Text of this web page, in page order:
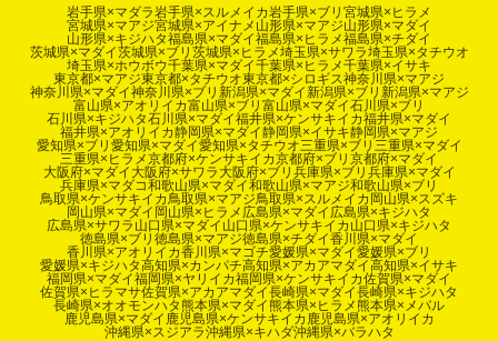
岩手県×マダラ岩手県×スルメイカ岩手県×ブリ 宮城県×ヒラメ
宮城県×マアジ宮城県×アイナメ 山形県×マアジ山形県×マダイ
山形県×キジハタ福島県×マダイ福島県×ヒラメ福島県×チダイ
茨城県×マダイ茨城県×ブリ 茨城県×ヒラメ埼玉県×サワラ埼玉県×タチウオ
埼玉県×ホウボウ千葉県×マダイ千葉県×ヒラメ千葉県×イサキ
東京都×マアジ東京都×タチウオ東京都×シロギス神奈川県×マアジ
神奈川県×マダイ神奈川県×ブリ 新潟県×マダイ 新潟県×ブリ 新潟県×マアジ
富山県×アオリイカ富山県×ブリ 富山県×マダイ石川県×ブリ
石川県×キジハタ石川県×マダイ福井県×ケンサキイカ福井県×マダイ
福井県×アオリイカ静岡県×マダイ静岡県×イサキ静岡県×マアジ
愛知県×ブリ 愛知県×マダイ愛知県×タチウオ三重県×ブリ 三重県×マダイ
三重県×ヒラメ京都府×ケンサキイカ京都府×ブリ 京都府×マダイ
大阪府×マダイ 大阪府×サワラ 大阪府×ブリ 兵庫県×ブリ 兵庫県×マダイ
兵庫県×マダコ和歌山県×マダイ和歌山県×マアジ和歌山県×ブリ
鳥取県×ケンサキイカ鳥取県×マアジ鳥取県×スルメイカ 岡山県×スズキ
岡山県×マダイ 岡山県×ヒラメ 広島県×マダイ 広島県×キジハタ
広島県×サワラ 山口県×マダイ 山口県×ケンサキイカ 山口県×キジハタ
徳島県×ブリ 徳島県×マアジ徳島県×チダイ香川県×マダイ
香川県×アオリイカ香川県×マゴチ愛媛県×マダイ愛媛県×ブリ
愛媛県×キジハタ高知県×カンパチ高知県×アカアマダイ高知県×イサキ
福岡県×マダイ福岡県×ヤリイカ福岡県×ケンサキイカ佐賀県×マダイ
佐賀県×ヒラマサ佐賀県×アカアマダイ長崎県×マダイ長崎県×キジハタ
長崎県×オオモンハタ熊本県×マダイ熊本県×ヒラメ熊本県×メバル
鹿児島県×マダイ 鹿児島県×ケンサキイカ 鹿児島県×アオリイカ
沖縄県×スジアラ沖縄県×キハダ沖縄県×バラハタ